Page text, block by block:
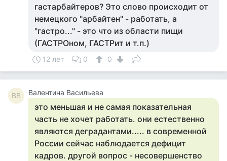
гастарбайтеров? Это слово происходит от
немецкого "арбайтен" - работать, а
"гастро..." - это что из области пищи
(ГАСТРОном, ГАСТРит и т.п.)
12 лет 0 0
ВВ Валентина Васильева
это меньшая и не самая показательная
часть не хочет работать. они естественно
являются деградантами..... в современной
России сейчас наблюдается дефицит
кадров. другой вопрос - несовершенство